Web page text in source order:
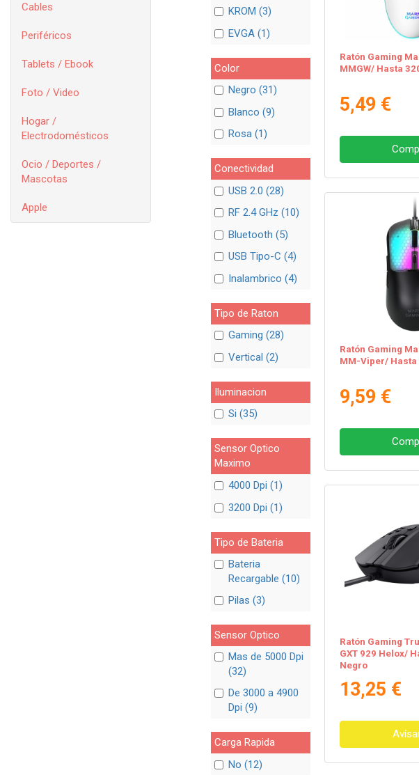
Cables
Periféricos
Tablets / Ebook
Foto / Video
Hogar /
Electrodomésticos
Ocio / Deportes /
Mascotas
Apple
KROM (3)
EVGA (1)
Color
Negro (31)
Blanco (9)
Rosa (1)
Conectividad
USB 2.0 (28)
RF 2.4 GHz (10)
Bluetooth (5)
USB Tipo-C (4)
Inalambrico (4)
Tipo de Raton
Gaming (28)
Vertical (2)
Iluminacion
Si (35)
Sensor Optico
Maximo
4000 Dpi (1)
3200 Dpi (1)
Tipo de Bateria
Bateria
Recargable (10)
Pilas (3)
Sensor Optico
Mas de 5000 Dpi
(32)
De 3000 a 4900
Dpi (9)
Carga Rapida
No (12)
Ratón Gaming
MMGW/ Hasta
5,49 €
Ratón Gaming
MM-Viper/ Hasta
9,59 €
Ratón Gaming
GXT 929 Helox/
Negro
13,25 €